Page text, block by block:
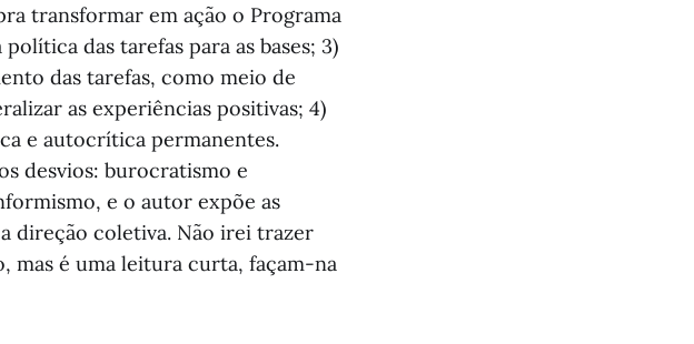
transformar em ação o Programa
das tarefas para as bases; 3)
das tarefas, como meio de
as experiências positivas; 4)
e autocrítica permanentes.
desvios: burocratismo e
e o autor expõe as
direção coletiva. Não irei trazer
mas é uma leitura curta, façam-na